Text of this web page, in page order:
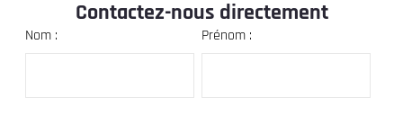
Contactez-nous directement
Nom : Prénom :